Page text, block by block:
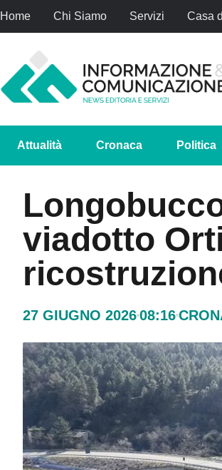
Home Chi Siamo Servizi Casa
Attualità Cronaca Politica
viadotto
27 GIUGNO 202608:16